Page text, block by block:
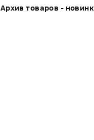
Архив товаров -